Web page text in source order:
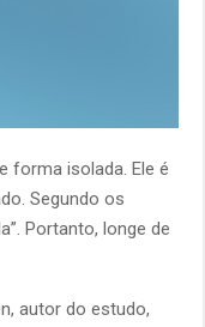
forma isolada. Ele é
Segundo os
Portanto, longe de
autor do estudo,